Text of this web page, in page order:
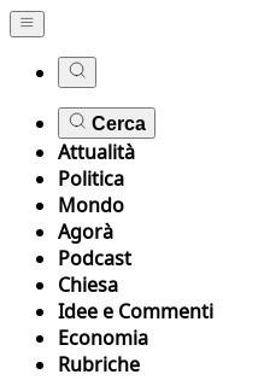
Cerca
Attualità
Politica
Mondo
Agorà
Podcast
Chiesa
Idee e Commenti
Economia
Rubriche